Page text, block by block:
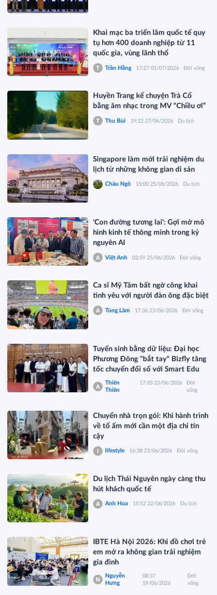
Khai mạc ba triển lãm quốc tế quy
tụ hơn 400 doanh nghiệp từ 11
quốc gia, vùng lãnh thổ
Trần Hằng 17:27 01/07/2026 Đời sống
Huyền Trang kể chuyện Trà Cổ
bằng âm nhạc trong MV “Chiều ơi”
Thu Bùi 19:12 27/06/2026 Du lịch
Singapore làm mới trải nghiệm du
lịch từ những không gian di sản
Châu Ngô 15:00 25/06/2026 Du lịch
'Con đường tương lai': Gợi mở mô
hình kinh tế thông minh trong kỷ
nguyên AI
Việt Anh 02:59 25/06/2026 Đời sống
Ca sĩ Mỹ Tâm bất ngờ công khai
tình yêu với người đàn ông đặc biệt
Tùng Lâm 17:36 23/06/2026 Đời sống
Tuyển sinh bằng dữ liệu: Đại học
Phương Đông "bắt tay" Bizfly tăng
tốc chuyển đổi số với Smart Edu
Thiên
Thiên
17:33 23/06/2026
Đời
sống
Chuyển nhà trọn gói: Khi hành trình
về tổ ấm mới cần một địa chỉ tin
cậy
lifestyle 16:38 23/06/2026 Đời sống
Du lịch Thái Nguyên ngày càng thu
hút khách quốc tế
Anh Hoa 15:52 22/06/2026 Du lịch
IBTE Hà Nội 2026: Khi đồ chơi trẻ
em mở ra không gian trải nghiệm
gia đình
Nguyễn
Hưng
08:37
19/06/2026
Đời
sống